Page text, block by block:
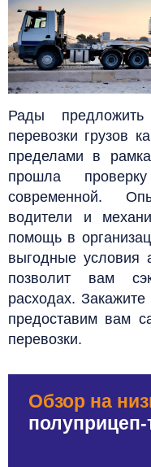
Рады
перевозки грузов
пределами в
прошла
современной.
водители и
помощь в
выгодные условия
позволит вам
расходах.
предоставим вам
перевозки.
Обзор на